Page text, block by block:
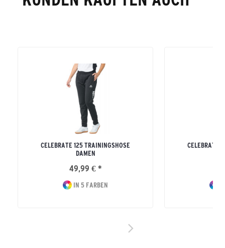
CELEBRATE 125 TRAININGSHOSE
DAMEN
49,99 € *
IN 5 FARBEN
CELEBRATE